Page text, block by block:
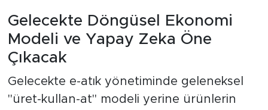
Gelecekte Döngüsel Ekonomi
Modeli ve Yapay Zeka Öne
Çıkacak
Gelecekte e-atık yönetiminde geleneksel
"üret-kullan-at" modeli yerine ürünlerin